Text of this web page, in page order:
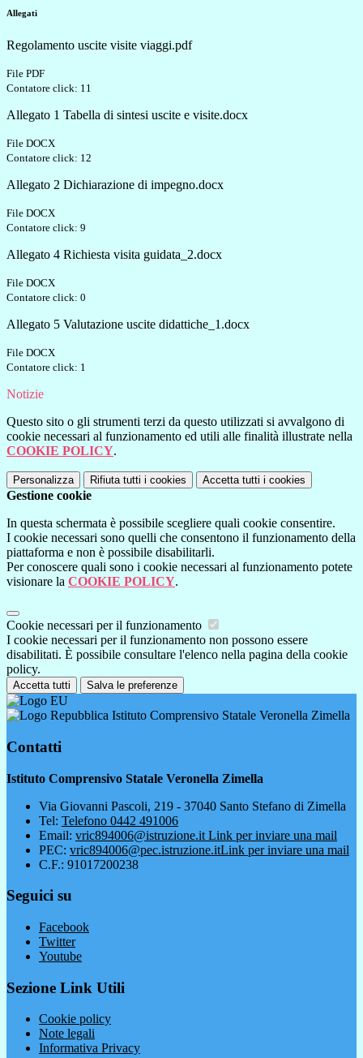
Allegati
Regolamento uscite visite viaggi.pdf
File PDF
Contatore click: 11
Allegato 1 Tabella di sintesi uscite e visite.docx
File DOCX
Contatore click: 12
Allegato 2 Dichiarazione di impegno.docx
File DOCX
Contatore click: 9
Allegato 4 Richiesta visita guidata_2.docx
File DOCX
Contatore click: 0
Allegato 5 Valutazione uscite didattiche_1.docx
File DOCX
Contatore click: 1
Notizie
Questo sito o gli strumenti terzi da questo utilizzati si avvalgono di
cookie necessari al funzionamento ed utili alle finalità illustrate nella
COOKIE POLICY.
Personalizza Rifiuta tutti i cookies Accetta tutti i cookies
Gestione cookie
In questa schermata è possibile scegliere quali cookie consentire.
I cookie necessari sono quelli che consentono il funzionamento della
piattaforma e non è possibile disabilitarli.
Per conoscere quali sono i cookie necessari al funzionamento potete
visionare la COOKIE POLICY.
Cookie necessari per il funzionamento
I cookie necessari per il funzionamento non possono essere
disabilitati. È possibile consultare l'elenco nella pagina della cookie
policy.
Accetta tutti Salva le preferenze
Istituto Comprensivo Statale Veronella Zimella
Contatti
Istituto Comprensivo Statale Veronella Zimella
Via Giovanni Pascoli, 219 - 37040 Santo Stefano di Zimella
Tel: Telefono 0442 491006
Email: vric894006@istruzione.it Link per inviare una mail
PEC: vric894006@pec.istruzione.itLink per inviare una mail
C.F.: 91017200238
Seguici su
Facebook
Twitter
Youtube
Sezione Link Utili
Cookie policy
Note legali
Informativa Privacy